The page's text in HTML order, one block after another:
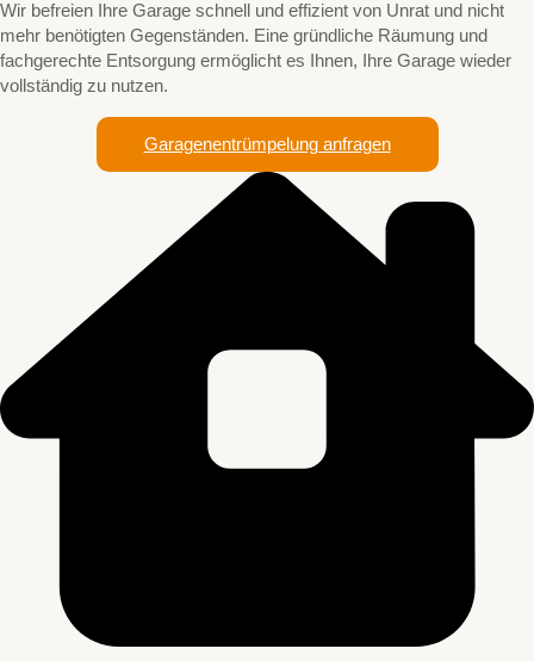
Wir befreien Ihre Garage schnell und effizient von Unrat und nicht
mehr benötigten Gegenständen. Eine gründliche Räumung und
fachgerechte Entsorgung ermöglicht es Ihnen, Ihre Garage wieder
vollständig zu nutzen.
Garagenentrümpelung anfragen